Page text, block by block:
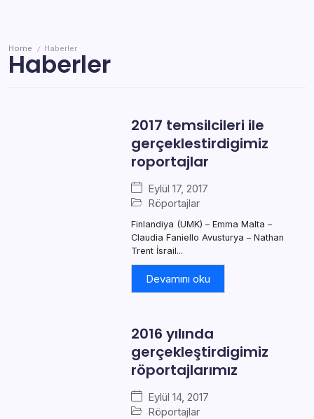
Home / Haberler
Haberler
2017 temsilcileri ile
gerçeklestirdigimiz
roportajlar
Eylül 17, 2017
Röportajlar
Finlandiya (UMK) – Emma Malta –
Claudia Faniello Avusturya – Nathan
Trent İsrail...
Devamını oku
2016 yılında
gerçekleştirdigimiz
röportajlarımız
Eylül 14, 2017
Röportajlar